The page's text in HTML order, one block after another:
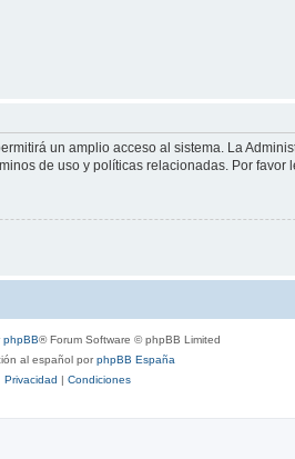
un amplio acceso al sistema. La
de uso y políticas relacionadas. Por
phpBB® Forum Software © phpBB Limited
al español porphpBB España
Privacidad | Condiciones